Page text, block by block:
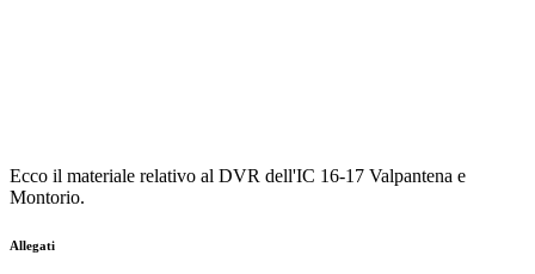
Ecco il materiale relativo al DVR dell'IC 16-17 Valpantena e
Montorio.
Allegati